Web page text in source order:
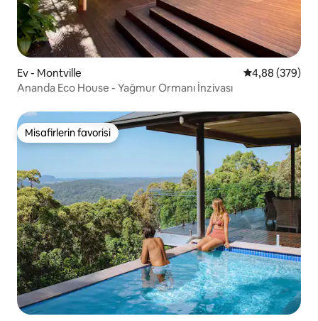
Ev - Montville 5 üzerinden
4,88 (379)
Ananda Eco House - Yağmur Ormanı İnzivası
Misafirlerin favorisi
Misafirlerin favorisi